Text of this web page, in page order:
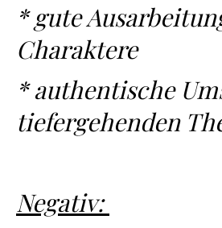
* gute
Charaktere
* authentische
tiefergehenden
Negativ: